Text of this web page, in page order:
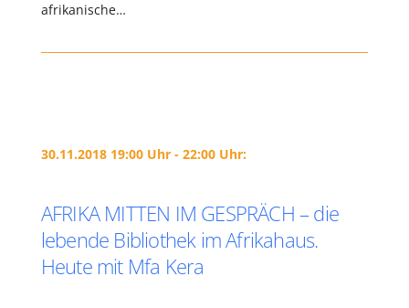
afrikanische…
30.11.2018 19:00 Uhr - 22:00 Uhr:
AFRIKA MITTEN IM GESPRÄCH – die
lebende Bibliothek im Afrikahaus.
Heute mit Mfa Kera